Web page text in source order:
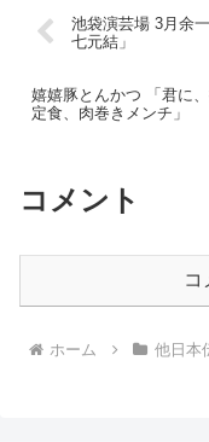
池袋演芸場 3月余
七元結」
嬉嬉豚とんかつ 「君に
定食、肉巻きメンチ」
コメント
コ
ホーム 他日本